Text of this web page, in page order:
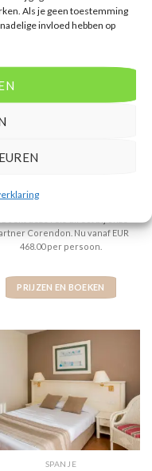
Als je geen toestemming
invloed hebben op
3uit 5
Bay Hotel is een 3 sterren
Corendon. Nu vanaf EUR
468.00 per persoon.
PRIJZEN EN BOEKEN
SPANJE